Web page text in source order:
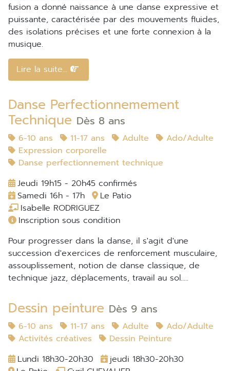
fusion a donné naissance à une danse expressive et
puissante, caractérisée par des mouvements fluides,
des isolations précises et une forte connexion à la
musique.
Lire la suite...
Danse Perfectionnemement
Technique Dès 8 ans
6-10 ans 11-17 ans Adulte
Ado/Adulte
Expression corporelle
Danse perfectionnement technique
Jeudi 19h15 - 20h45 confirmés
Samedi 16h - 17h
Le Patio
Isabelle RODRIGUEZ
Inscription sous condition
Pour progresser dans la danse, il s'agit d'une
succession d'exercices de renforcement musculaire,
assouplissement, notion de danse classique, de
technique jazz, déplacements, travail au sol.....
Dessin peinture Dès 9 ans
6-10 ans 11-17 ans Adulte
Ado/Adulte
Activités créatives
Dessin Peinture
Lundi 18h30-20h30
jeudi 18h30-20h30